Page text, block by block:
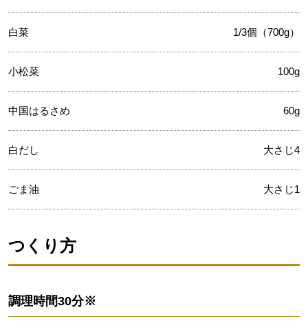
白菜 1/3個（700g）
小松菜 100g
中国はるさめ 60g
白だし 大さじ4
ごま油 大さじ1
つくり方
調理時間30分※